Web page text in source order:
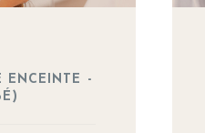
ENCEINTE -